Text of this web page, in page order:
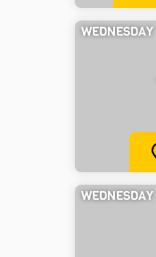
WEDNESDAY
WEDNESDAY